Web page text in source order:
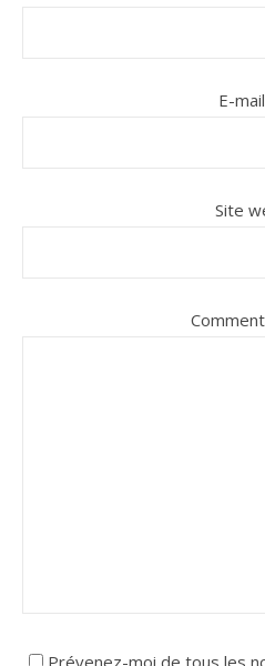
E-mail
Site
Prévenez-moi de tous les